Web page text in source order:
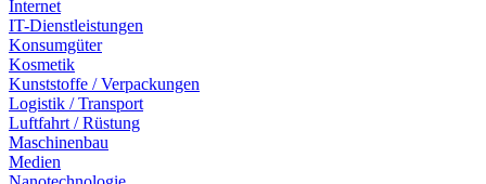
Internet
IT-Dienstleistungen
Konsumgüter
Kosmetik
Kunststoffe / Verpackungen
Logistik / Transport
Luftfahrt / Rüstung
Maschinenbau
Medien